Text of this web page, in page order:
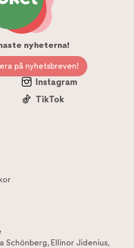
nyheterna!
på nyhetsbreven!
Instagram
TikTok
Schönberg, Ellinor Jidenius,